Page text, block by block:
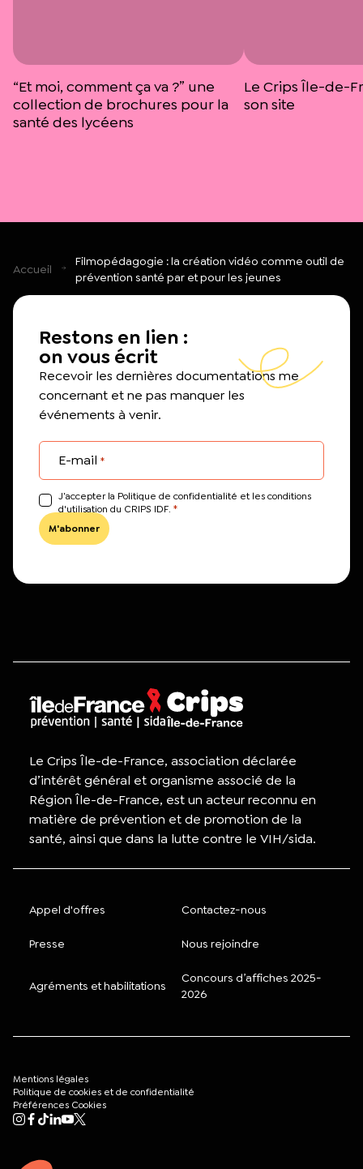
“Et moi, comment ça va ?” une
collection de brochures pour la
santé des lycéens
Le Crips Île-de-
son site
Accueil
Filmopédagogie : la création vidéo comme outil de
prévention santé par et pour les jeunes
Restons en lien :
on vous écrit
Recevoir les dernières documentations me
concernant et ne pas manquer les
événements à venir.
E-mail *
J’accepter la Politique de confidentialité et les conditions
d'utilisation du CRIPS IDF. *
Le Crips Île-de-France, association déclarée
d’intérêt général et organisme associé de la
Région Île-de-France, est un acteur reconnu en
matière de prévention et de promotion de la
santé, ainsi que dans la lutte contre le VIH/sida.
Appel d'offres Contactez-nous
Presse Nous rejoindre
Agréments et habilitations
Concours d’affiches 2025-
2026
Mentions légales
Politique de cookies et de confidentialité
Préférences Cookies